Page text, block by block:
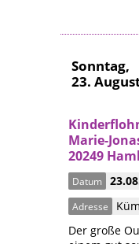
Sonntag,
23.
Marie-
20249
Datum
Adresse
Der große